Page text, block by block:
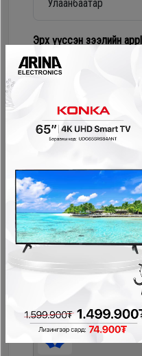
Эрх үүссэн зээлийн
Соно сонгодог
PayOn -
NetPay -
Pocket -